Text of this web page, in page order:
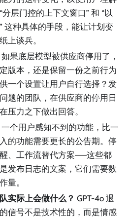
层门控的上下文窗口” 和 “以
这种具体的手段，能让计划变
上谈兵。
如果底层模型被供应商停用了，
版本，还是保留一份之前行为
一个设置让用户自行选择？发
题的团队，在供应商的停用日
压力之下做出回答。
一个用户感知不到的功能，比一
的功能需要更长的公告期。停
、工作流替代方案——这些都
发布日志的文案，它们需要数
量。
实际上会做什么？ GPT-4o 退
信号不是技术性的，而是情感